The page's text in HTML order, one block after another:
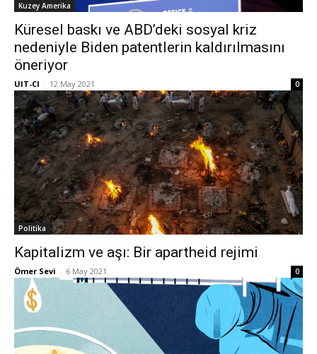
Kuzey Amerika
Küresel baskı ve ABD’deki sosyal kriz
nedeniyle Biden patentlerin kaldırılmasını
öneriyor
UIT-CI - 12 May 2021 0
Politika
Kapitalizm ve aşı: Bir apartheid rejimi
Ömer Sevi - 6 May 2021 0